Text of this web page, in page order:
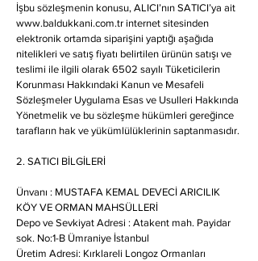
İşbu sözleşmenin konusu, ALICI’nın SATICI’ya ait
www.baldukkani.com.tr internet sitesinden
elektronik ortamda siparişini yaptığı aşağıda
nitelikleri ve satış fiyatı belirtilen ürünün satışı ve
teslimi ile ilgili olarak 6502 sayılı Tüketicilerin
Korunması Hakkındaki Kanun ve Mesafeli
Sözleşmeler Uygulama Esas ve Usulleri Hakkında
Yönetmelik ve bu sözleşme hükümleri gereğince
tarafların hak ve yükümlülüklerinin saptanmasıdır.
2. SATICI BİLGİLERİ
Ünvanı : MUSTAFA KEMAL DEVECİ ARICILIK
KÖY VE ORMAN MAHSÜLLERİ
Depo ve Sevkiyat Adresi : Atakent mah. Payidar
sok. No:1-B Ümraniye İstanbul
Üretim Adresi: Kırklareli Longoz Ormanları